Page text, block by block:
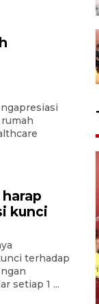
kunci
terhadap
setiap 1 ...